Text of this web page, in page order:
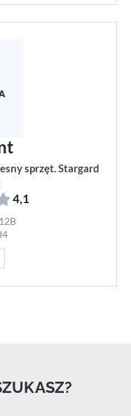
sprzęt. Stargard
4,1